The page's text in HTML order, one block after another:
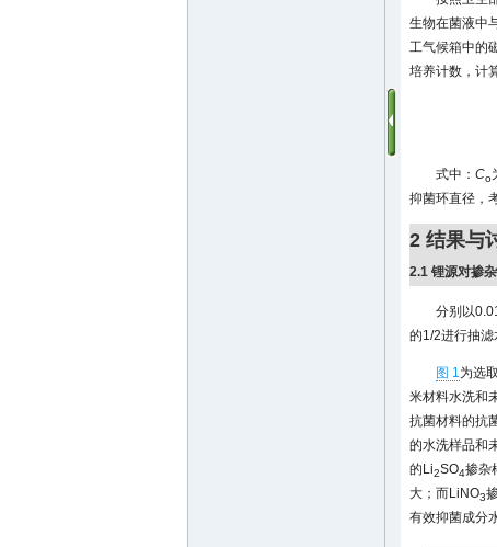
生物在菌液中
工气候箱中的
培养计数，计
式中： Co
抑菌环直径，
2 结果与
2.1 锂源对掺
分别以
的1/2进行抽
图 1为选
米材料水洗和
抗菌材料的抗
的水洗样品和
的Li2SO4掺杂
大；而LiNO3
有效抑菌成分